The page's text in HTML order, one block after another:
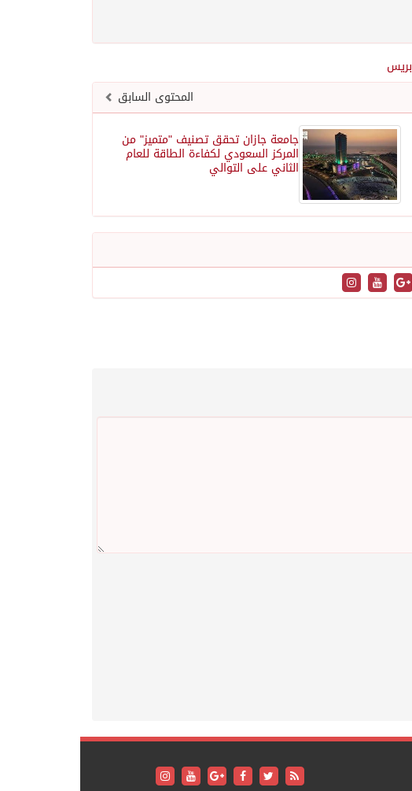
المحتوى السابق
جامعة جازان تحقق تصنيف "متميز" من
المركز السعودي لكفاءة الطاقة للعام
الثاني على التوالي